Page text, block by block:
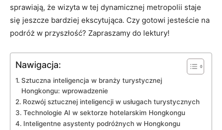
sprawiają, że wizyta‌ w tej dynamicznej ‌metropolii staje
się⁢ jeszcze bardziej ekscytująca. Czy gotowi jesteście⁣ na ​
podróż w‌ przyszłość? Zapraszamy do lektury!
Nawigacja:
Sztuczna inteligencja w branży​ turystycznej
Hongkongu: wprowadzenie
Rozwój sztucznej inteligencji w usługach turystycznych
Technologie AI⁢ w sektorze hotelarskim Hongkongu
Inteligentne ​asystenty podróżnych w Hongkongu